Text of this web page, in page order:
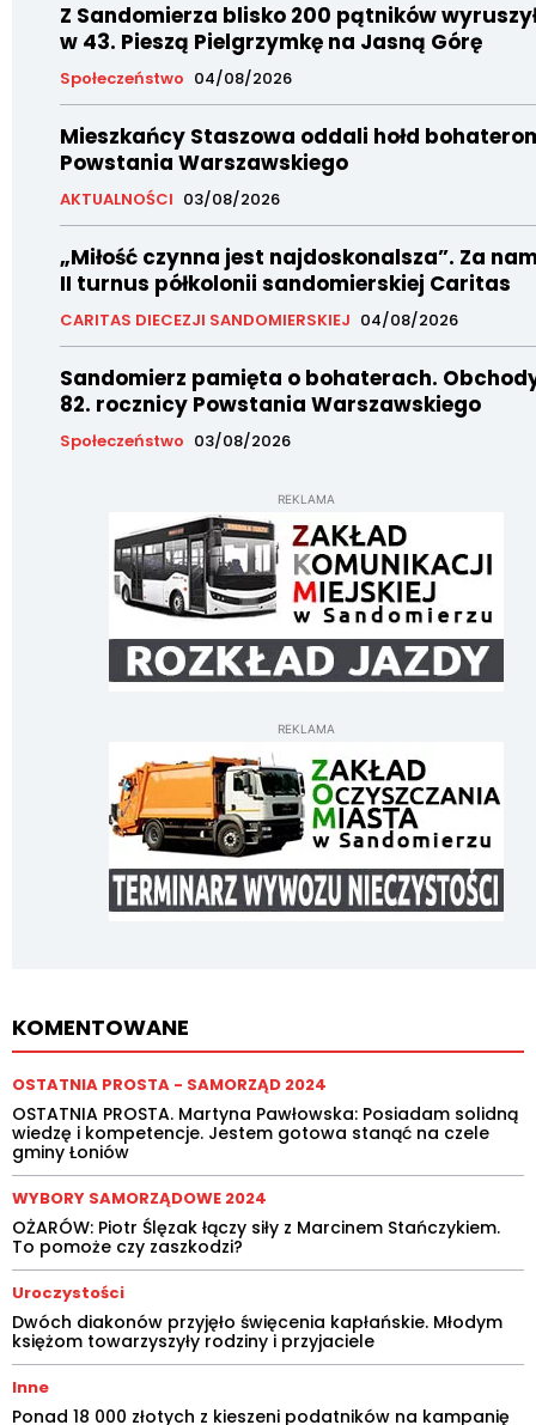
Z Sandomierza blisko 200 pątników
w 43. Pieszą Pielgrzymkę na Jasną Górę
Społeczeństwo 04/08/2026
Mieszkańcy Staszowa oddali hołd
Powstania Warszawskiego
AKTUALNOŚCI 03/08/2026
„Miłość czynna jest najdoskonalsza”. Za
II turnus półkolonii sandomierskiej Caritas
CARITAS DIECEZJI SANDOMIERSKIEJ 04/08/2026
Sandomierz pamięta o bohaterach.
82. rocznicy Powstania Warszawskiego
Społeczeństwo 03/08/2026
REKLAMA
REKLAMA
KOMENTOWANE
OSTATNIA PROSTA - SAMORZĄD 2024
OSTATNIA PROSTA. Martyna Pawłowska: Posiadam solidną
wiedzę i kompetencje. Jestem gotowa stanąć na czele
gminy Łoniów
WYBORY SAMORZĄDOWE 2024
OŻARÓW: Piotr Ślęzak łączy siły z Marcinem Stańczykiem.
To pomoże czy zaszkodzi?
Uroczystości
Dwóch diakonów przyjęło święcenia kapłańskie. Młodym
księżom towarzyszyły rodziny i przyjaciele
Inne
Ponad 18 000 złotych z kieszeni podatników na kampanię